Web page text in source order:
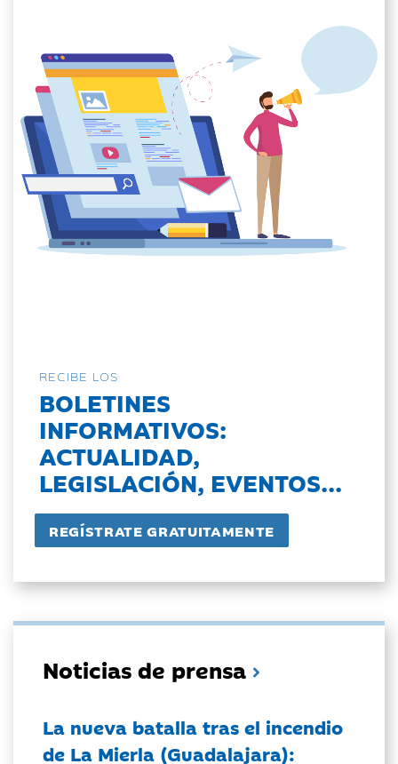
RECIBE LOS
BOLETINES
INFORMATIVOS:
ACTUALIDAD,
LEGISLACIÓN, EVENTOS...
Noticias de prensa
La nueva batalla tras el incendio
de La Mierla (Guadalajara):